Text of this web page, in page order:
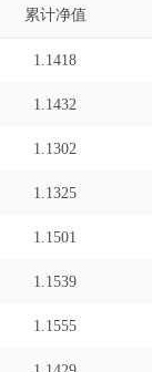
累计净值
1.1418
1.1432
1.1302
1.1325
1.1501
1.1539
1.1555